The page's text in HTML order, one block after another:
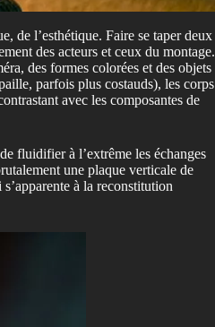
de l’esthétique. Faire se taper deux
des acteurs et ceux du montage.
des formes colorées et des objets
parfois plus costauds), les corps
avec les composantes de
fluidifier à l’extrême les échanges
une plaque verticale de
à la reconstitution